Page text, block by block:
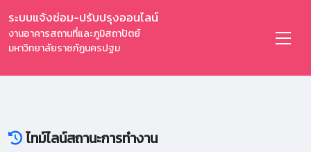
ระบบแจ้งซ่อม-ปรับปรุงออนไลน์
งานอาคารสถานที่และภูมิสถาปัตย์
มหาวิทยาลัยราชภัฏนครปฐม
ไทม์ไลน์สถานะการทำงาน